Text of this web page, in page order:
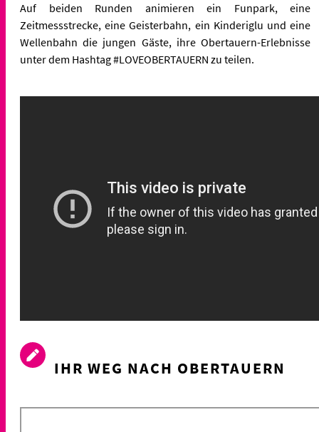
Auf beiden Runden animieren ein Funpark, eine
Zeitmessstrecke, eine Geisterbahn, ein Kinderiglu und eine
Wellenbahn die jungen Gäste, ihre Obertauern-Erlebnisse
unter dem Hashtag #LOVEOBERTAUERN zu teilen.
IHR WEG NACH OBERTAUERN